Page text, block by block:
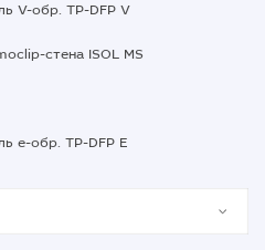
V-обр. TP-DFP V
стена ISOL MS
е-обр. TP-DFP E